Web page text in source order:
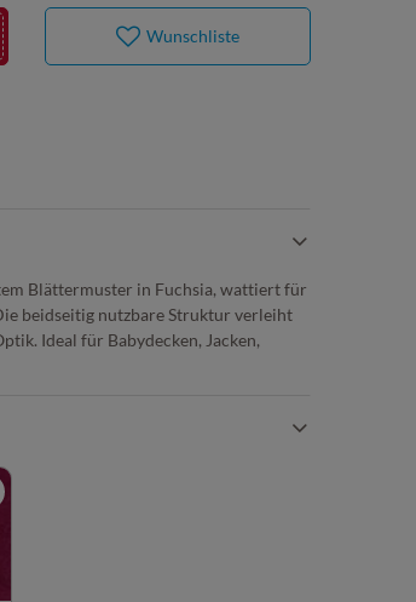
Wunschliste
Blättermuster in Fuchsia, wattiert für
beidseitig nutzbare Struktur verleiht
Ideal für Babydecken, Jacken,